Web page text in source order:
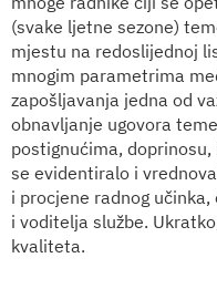
(svake ljetne sezone)
mjestu na redoslijednoj
mnogim parametrima
zapošljavanja jedna od
obnavljanje ugovora
postignućima,
se evidentiralo i
i procjene radnog
i voditelja službe.
kvaliteta.